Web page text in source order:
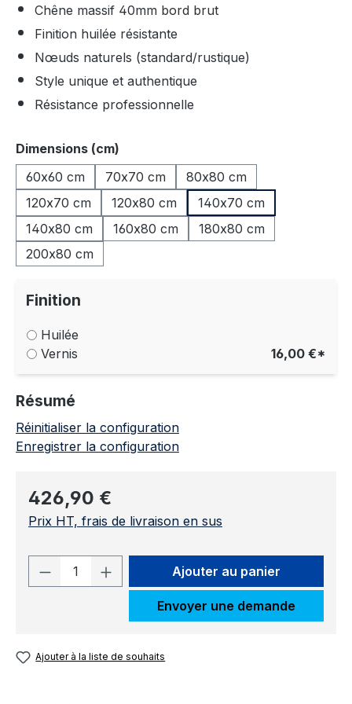
Chêne massif 40mm bord brut
Finition huilée résistante
Nœuds naturels (standard/rustique)
Style unique et authentique
Résistance professionnelle
Sélectionnez
Dimensions (cm)
60x60 cm
70x70 cm
80x80 cm
120x70 cm
120x80 cm
140x70 cm
140x80 cm
160x80 cm
180x80 cm
200x80 cm
Finition
Huilée
Vernis
16,00 €*
Résumé
Réinitialiser la configuration
Enregistrer la configuration
Prix régulier :
426,90 €
Prix HT, frais de livraison en sus
Quantité de produit : Entrez la
Ajouter au panier
Envoyer une demande
Ajouter à la liste de souhaits